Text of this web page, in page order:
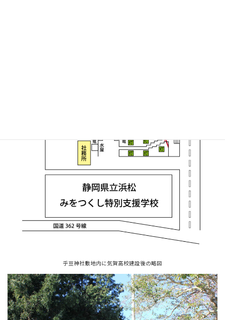
乎豆神社敷地内に気賀高校建設後の略図